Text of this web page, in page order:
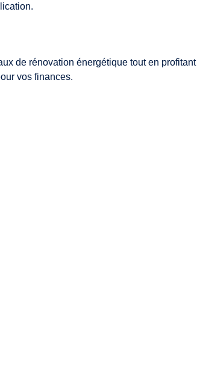
de rénovation énergétique tout en profitant
vos finances.